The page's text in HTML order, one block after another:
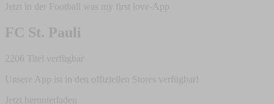
Jetzt in der Football was my first love-App
FC St. Pauli
2206 Titel verfügbar
Unsere App ist in den offiziellen Stores verfügbar!
Jetzt herunterladen